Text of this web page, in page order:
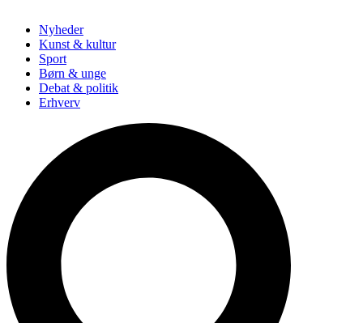
Nyheder
Kunst & kultur
Sport
Børn & unge
Debat & politik
Erhverv